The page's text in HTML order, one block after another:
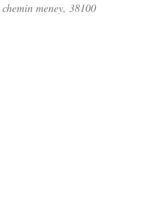
chemin meney, 38100